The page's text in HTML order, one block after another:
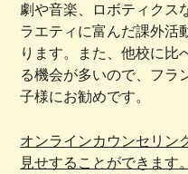
劇や音楽、ロボティクス
ラエティに富んだ課外活
ります。また、他校に比
る機会が多いので、フラ
子様にお勧めです。
オンラインカウンセリン
見せすることができます。